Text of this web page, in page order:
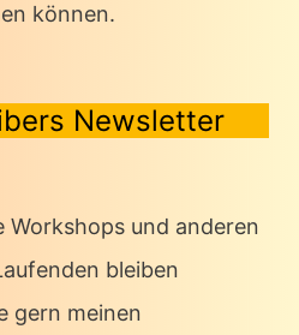
können.
Newsletter
Workshops und anderen
bleiben
gern meinen